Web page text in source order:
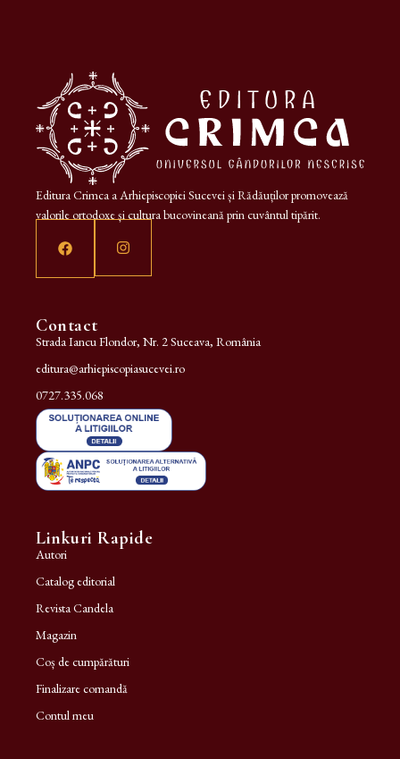
Editura Crimca a Arhiepiscopiei Sucevei și Rădăuților promovează
valorile ortodoxe și cultura bucovineană prin cuvântul tipărit.
Contact
Strada Iancu Flondor, Nr. 2 Suceava, România
editura@arhiepiscopiasucevei.ro
0727.335.068
Linkuri Rapide
Autori
Catalog editorial
Revista Candela
Magazin
Coș de cumpărături
Finalizare comandă
Contul meu